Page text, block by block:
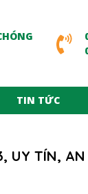
TIN TỨC
UY TÍN,